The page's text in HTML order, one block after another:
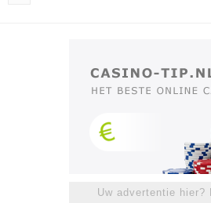
Uw advertentie hier?